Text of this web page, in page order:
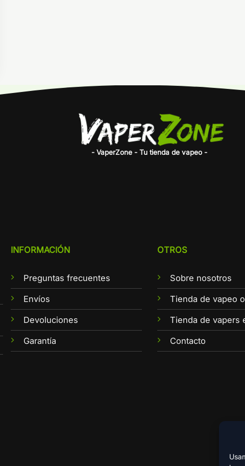
- VaperZone - Tu tienda de vapeo -
INFORMACIÓN
Preguntas frecuentes
Envíos
Devoluciones
Garantía
OTROS
Sobre nosotros
Tienda de vapeo
Tienda de vapers
Contacto